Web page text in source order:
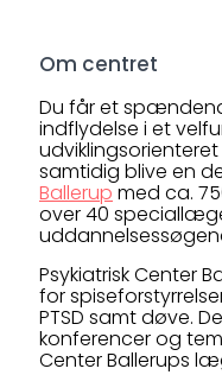
Om centret
Du får et
indflydelse i et
samtidig blive en
Ballerup med ca.
over 40
Psykiatrisk Center
for
PTSD samt døve.
konferencer og
Center Ballerups